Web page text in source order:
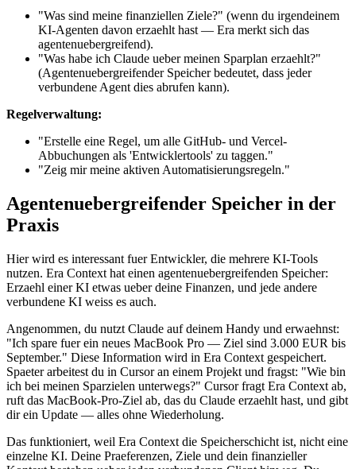
"Was sind meine finanziellen Ziele?" (wenn du irgendeinem
KI-Agenten davon erzaehlt hast — Era merkt sich das
agentenuebergreifend).
"Was habe ich Claude ueber meinen Sparplan erzaehlt?"
(Agentenuebergreifender Speicher bedeutet, dass jeder
verbundene Agent dies abrufen kann).
Regelverwaltung:
"Erstelle eine Regel, um alle GitHub- und Vercel-
Abbuchungen als 'Entwicklertools' zu taggen."
"Zeig mir meine aktiven Automatisierungsregeln."
Agentenuebergreifender Speicher in der
Praxis
Hier wird es interessant fuer Entwickler, die mehrere KI-Tools
nutzen. Era Context hat einen agentenuebergreifenden Speicher:
Erzaehl einer KI etwas ueber deine Finanzen, und jede andere
verbundene KI weiss es auch.
Angenommen, du nutzt Claude auf deinem Handy und erwaehnst:
"Ich spare fuer ein neues MacBook Pro — Ziel sind 3.000 EUR bis
September." Diese Information wird in Era Context gespeichert.
Spaeter arbeitest du in Cursor an einem Projekt und fragst: "Wie bin
ich bei meinen Sparzielen unterwegs?" Cursor fragt Era Context ab,
ruft das MacBook-Pro-Ziel ab, das du Claude erzaehlt hast, und gibt
dir ein Update — alles ohne Wiederholung.
Das funktioniert, weil Era Context die Speicherschicht ist, nicht eine
einzelne KI. Deine Praeferenzen, Ziele und dein finanzieller